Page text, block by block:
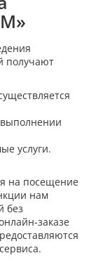
получают
услуги.
на посещение
нам
без
заказе